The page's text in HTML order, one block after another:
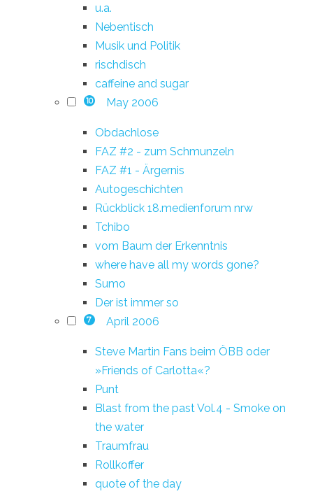
u.a.
Nebentisch
Musik und Politik
rischdisch
caffeine and sugar
10 May 2006
Obdachlose
FAZ #2 - zum Schmunzeln
FAZ #1 - Ärgernis
Autogeschichten
Rückblick 18.medienforum nrw
Tchibo
vom Baum der Erkenntnis
where have all my words gone?
Sumo
Der ist immer so
7 April 2006
Steve Martin Fans beim ÖBB oder
»Friends of Carlotta«?
Punt
Blast from the past Vol.4 - Smoke on
the water
Traumfrau
Rollkoffer
quote of the day